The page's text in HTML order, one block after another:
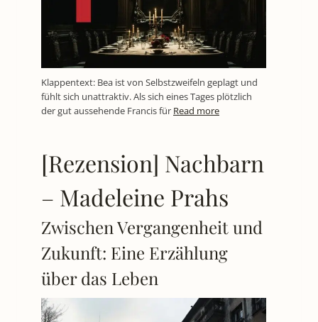
Klappentext: Bea ist von Selbstzweifeln geplagt und
fühlt sich unattraktiv. Als sich eines Tages plötzlich
der gut aussehende Francis für Read more
[Rezension] Nachbarn
– Madeleine Prahs
Zwischen Vergangenheit und
Zukunft: Eine Erzählung
über das Leben